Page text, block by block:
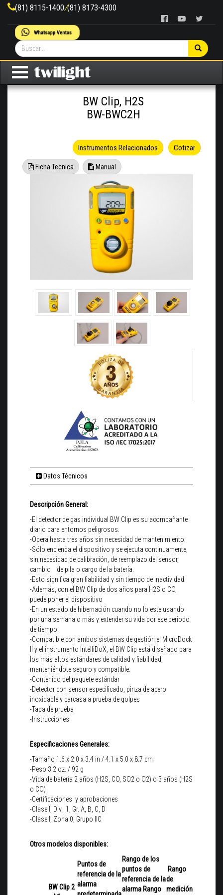
(81) 8115-1400/(81) 8173-4300
BW Clip, H2S
BW-BWC2H
Cotizar
Instrumentos Relacionados
Ficha Tecnica Manual
Datos Técnicos
Descripción General:
-El detector de gas individual BW Clip es su acompañante
diario para entornos peligrosos.
-Opera hasta tres años sin necesidad de mantenimiento:
-Sólo encienda el dispositivo y se ejecuta continuamente,
sin necesidad de calibración, de reemplazo del sensor,
cambio de pila o cargo de la batería.
-Esto significa gran fiabilidad y sin tiempo de inactividad.
-Además, con el BW Clip de dos años para H2S o CO,
puede poner el dispositivo
-En un estado de hibernación cuando no lo este usando
por una semana o más y extender su vida por ese periodo
de tiempo.
-Compatible con ambos sistemas de gestión el MicroDock
II y el instrumento IntelliDoX, el BW Clip está diseñado para
los más altos estándares de calidad y fiabilidad,
manteniéndote seguro y compatible.
-Contenido del paquete estándar
-Detector con sensor especificado, pinza de acero
inoxidable y carcasa a prueba de golpes
-Tapa de prueba
-Instrucciones
Especificaciones Generales:
-Tamaño 1.6 x 2.0 x 3.4 in / 4.1 x 5.0 x 8.7 cm
-Peso 3.2 oz. / 92 g
-Vida de batería 2 años (H2S, CO, SO2 o O2) o 3 años (H2S
o CO)
-Certificaciones y aprobaciones
-Clase I, Div. 1, Gr. A, B, C, D
-Clase I, Zona 0, Grupo IIC
Otros modelos disponibles:
BW Clip 2
Puntos de
referencia de la
alarma
Rango de los
puntos de
referencia de la
alarma Rango
Rango
de
medición